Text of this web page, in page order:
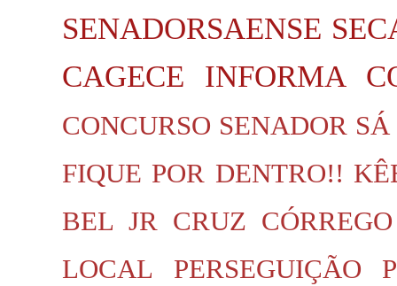
SENADORSAENSE
CAGECE INFORMA
CONCURSO SENADOR SÁ
FIQUE POR DENTRO!!
BEL JR CRUZ CÓRREGO
LOCAL
PERSEGUIÇÃO